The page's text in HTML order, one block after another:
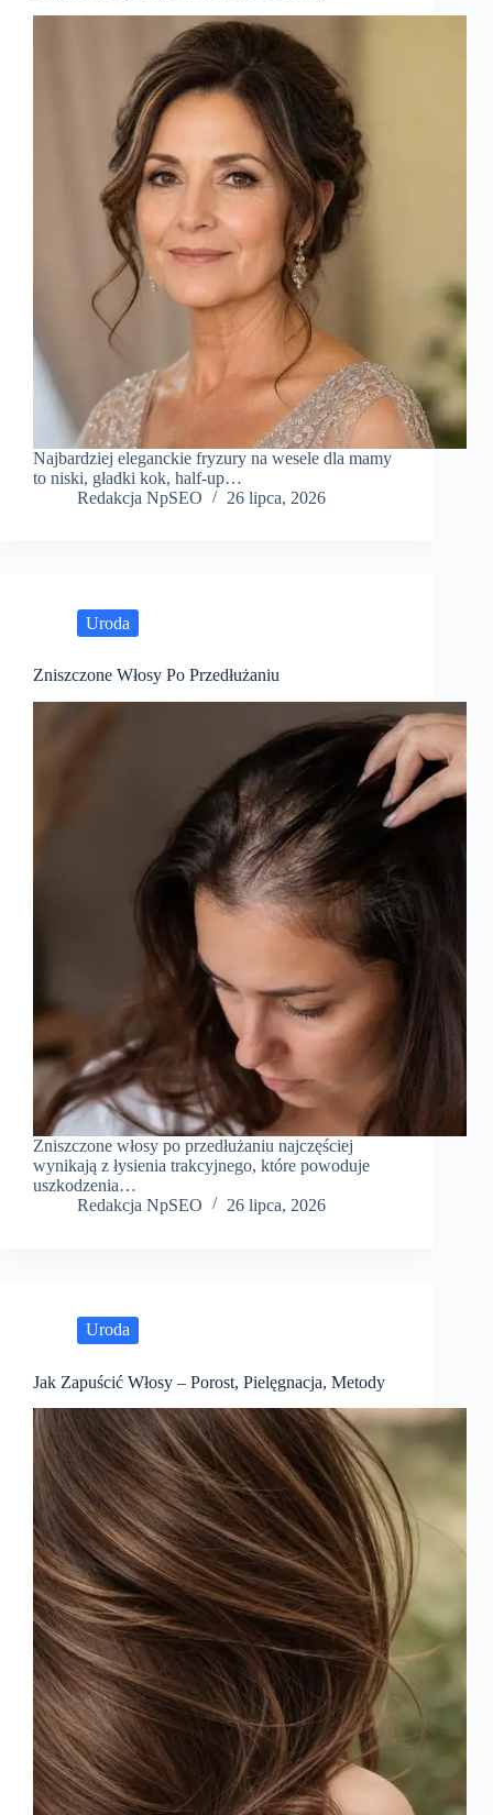
Najbardziej eleganckie fryzury na wesele dla mamy
to niski, gładki kok, half-up…
Redakcja NpSEO
26 lipca, 2026
Uroda
Zniszczone Włosy Po Przedłużaniu
Zniszczone włosy po przedłużaniu najczęściej
wynikają z łysienia trakcyjnego, które powoduje
uszkodzenia…
Redakcja NpSEO
26 lipca, 2026
Uroda
Jak Zapuścić Włosy – Porost, Pielęgnacja, Metody